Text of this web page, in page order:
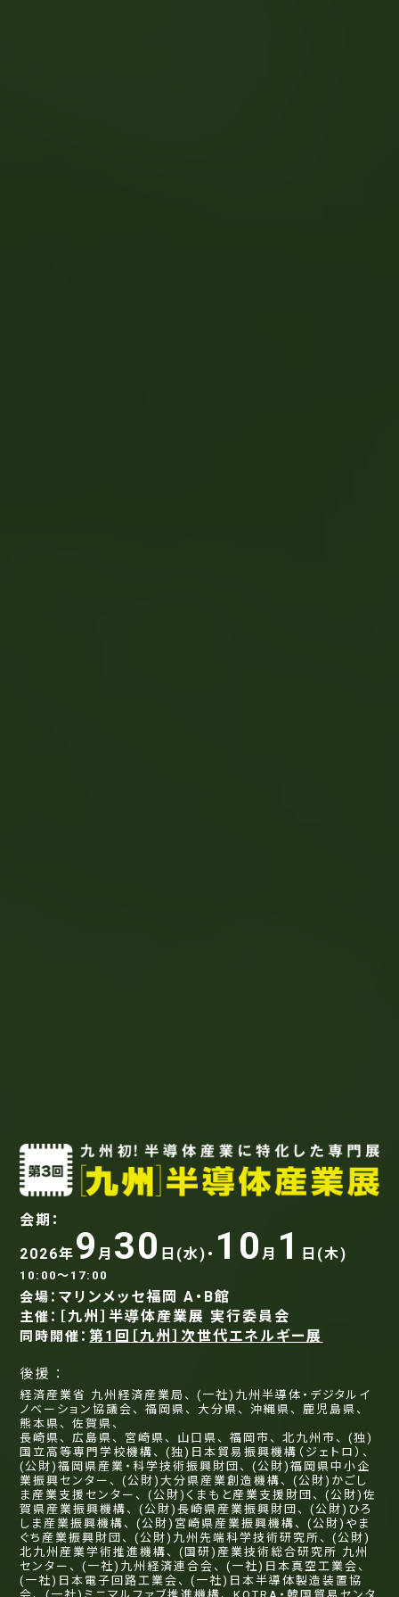
会期：
2026年 9月 30 日(水)・ 10月 1 日(木)
10:00～17:00
会場：マリンメッセ福岡 A・B館
主催： ［九州］半導体産業展 実行委員会
同時開催：第1回［九州］次世代エネルギー展
後援 ：
経済産業省 九州経済産業局、
(一社)九州半導体・デジタルイ
ノベーション協議会、
福岡県、 大分県、 沖縄県、
鹿児島県、
熊本県、
佐賀県、
長崎県、
広島県、 宮崎県、 山口県、 福岡市、 北九州市、
(独)
国立高等専門学校機構、
(独)日本貿易振興機構（ジェトロ）、
(公財)福岡県産業・科学技術振興財団、
(公財)福岡県中小企
業振興センター、
(公財)大分県産業創造機構、
(公財)かごし
ま産業支援センター、
(公財)くまもと産業支援財団、
(公財)佐
賀県産業振興機構、
(公財)長崎県産業振興財団、
(公財)ひろ
しま産業振興機構、
(公財)宮崎県産業振興機構、
(公財)やま
ぐち産業振興財団、
(公財)九州先端科学技術研究所、
(公財)
北九州産業学術推進機構、
(国研)産業技術総合研究所 九州
センター、
(一社)九州経済連合会、
(一社)日本真空工業会、
(一社)日本電子回路工業会、
(一社)日本半導体製造装置協